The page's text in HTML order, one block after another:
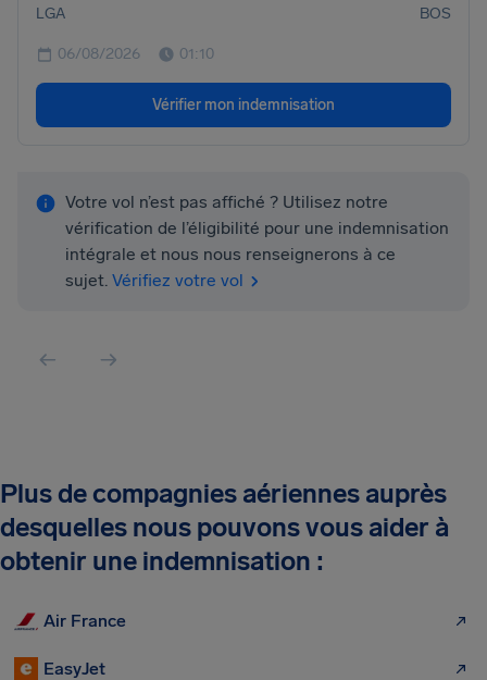
LGA BOS
06/08/2026 01:10
Vérifier mon indemnisation
Votre vol n’est pas affiché ? Utilisez notre
vérification de l’éligibilité pour une indemnisation
intégrale et nous nous renseignerons à ce
sujet. Vérifiez votre vol
Plus de compagnies aériennes auprès
desquelles nous pouvons vous aider à
obtenir une indemnisation :
Air France
EasyJet